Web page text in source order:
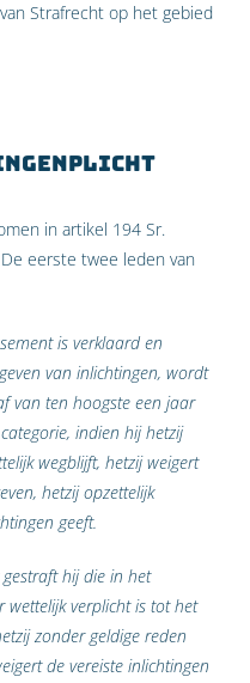
Strafrecht op het gebied
in artikel 194 Sr.
eerste twee leden van
is verklaard en
van inlichtingen, wordt
van ten hoogste een jaar
indien hij hetzij
wegblijft, hetzij weigert
hetzij opzettelijk
geeft.
hij die in het
wettelijk verplicht is tot het
zonder geldige reden
de vereiste inlichtingen